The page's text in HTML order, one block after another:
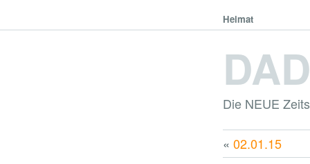
Heimat
Die NEUE
« 02.01.15